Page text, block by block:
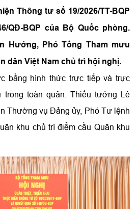
Thông tư số 19/2026/TT-BQP
QĐ-BQP của Bộ Quốc phòng.
Hướng, Phó Tổng Tham mưu
dân Việt Nam chủ trì hội nghị.
bằng hình thức trực tiếp và trực
trong toàn quân. Thiếu tướng Lê
Thường vụ Đảng ủy, Phó Tư lệnh
khu chủ trì điểm cầu Quân khu